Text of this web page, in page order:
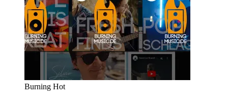
Burning Hot